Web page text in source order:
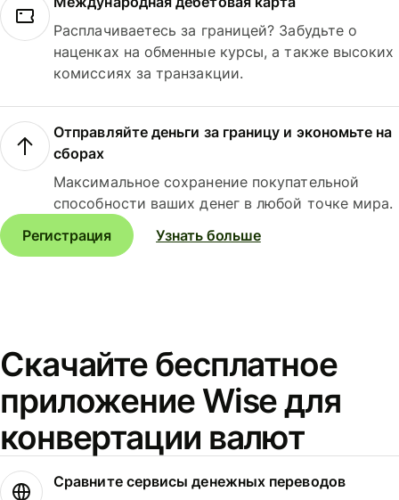
Расплачиваетесь за границей? Забудьте о
наценках на обменные курсы, а также высоких
комиссиях за транзакции.
Отправляйте деньги за границу и экономьте на
сборах
Максимальное сохранение покупательной
способности ваших денег в любой точке мира.
Регистрация
Узнать больше
Скачайте бесплатное
приложение Wise для
конвертации валют
Сравните сервисы денежных переводов